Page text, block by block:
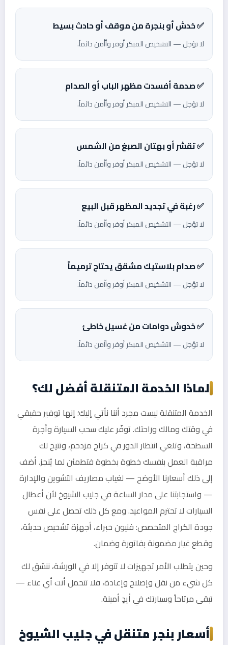
✅ خدش أو بنجرة من موقف أو حادث بسيط
لا تؤجل — التشخيص المبكر أوفر وأأمن دائماً.
✅ صدمة أفسدت مظهر الباب أو الصدام
لا تؤجل — التشخيص المبكر أوفر وأأمن دائماً.
✅ تقشر أو بهتان الصبغ من الشمس
لا تؤجل — التشخيص المبكر أوفر وأأمن دائماً.
✅ رغبة في تجديد المظهر قبل البيع
لا تؤجل — التشخيص المبكر أوفر وأأمن دائماً.
✅ صدام بلاستيك مشقق يحتاج ترميماً
لا تؤجل — التشخيص المبكر أوفر وأأمن دائماً.
✅ خدوش دوامات من غسيل خاطئ
لا تؤجل — التشخيص المبكر أوفر وأأمن دائماً.
لماذا الخدمة المتنقلة أفضل لك؟
الخدمة المتنقلة ليست مجرد أننا نأتي إليك؛ إنها توفير حقيقي
في وقتك ومالك وراحتك. توفّر عليك سحب السيارة وأجرة
السطحة، وتلغي انتظار الدور في كراج مزدحم، وتتيح لك
مراقبة العمل بنفسك خطوة بخطوة فتطمئن لما يُنجز. أضف
إلى ذلك أسعارنا الأوضح — لغياب مصاريف التشوين والإدارة
— واستجابتنا على مدار الساعة في جليب الشيوخ لأن أعطال
السيارات لا تحترم المواعيد. ومع كل ذلك تحصل على نفس
جودة الكراج المتخصص: فنيون خبراء، أجهزة تشخيص حديثة،
وقطع غيار مضمونة بفاتورة وضمان.
وحين يتطلب الأمر تجهيزات لا تتوفر إلا في الورشة، ننسّق لك
كل شيء من نقل وإصلاح وإعادة، فلا تتحمل أنت أي عناء —
تبقى مرتاحاً وسيارتك في أيدٍ أمينة.
أسعار بنجر متنقل في جليب الشيوخ